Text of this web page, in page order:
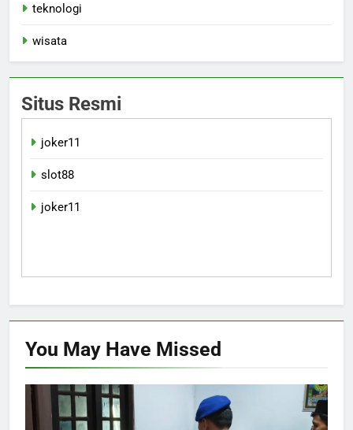
teknologi
wisata
Situs Resmi
joker11
slot88
joker11
You May Have Missed
INVESTIGASI